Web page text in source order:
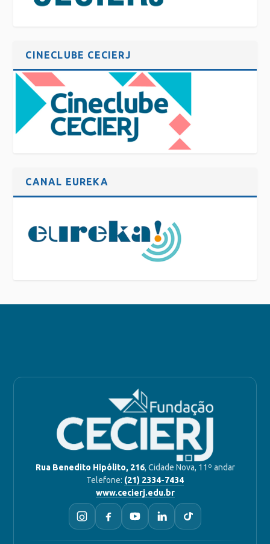
CINECLUBE CECIERJ
CANAL EUREKA
Rua Benedito Hipólito, 216, Cidade Nova, 11º andar
Telefone: (21) 2334-7434
www.cecierj.edu.br